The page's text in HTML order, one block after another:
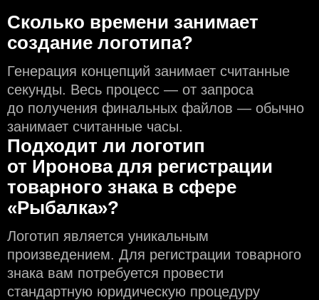
Сколько времени занимает
создание логотипа?
Генерация концепций занимает считанные
секунды. Весь процесс — от запроса
до получения финальных файлов — обычно
занимает считанные часы.
Подходит ли логотип
от Иронова для регистрации
товарного знака в сфере
«Рыбалка»?
Логотип является уникальным
произведением. Для регистрации товарного
знака вам потребуется провести
стандартную юридическую процедуру